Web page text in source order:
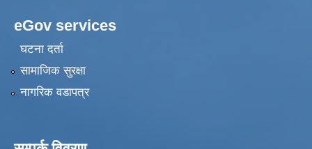
eGov services
घटना दर्ता
सामाजिक सुरक्षा
नागरिक वडापत्र